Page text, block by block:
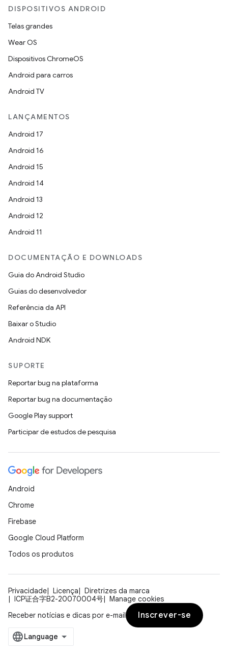
DISPOSITIVOS ANDROID
Telas grandes
Wear OS
Dispositivos ChromeOS
Android para carros
Android TV
LANÇAMENTOS
Android 17
Android 16
Android 15
Android 14
Android 13
Android 12
Android 11
DOCUMENTAÇÃO E DOWNLOADS
Guia do Android Studio
Guias do desenvolvedor
Referência da API
Baixar o Studio
Android NDK
SUPORTE
Reportar bug na plataforma
Reportar bug na documentação
Google Play support
Participar de estudos de pesquisa
Android
Chrome
Firebase
Google Cloud Platform
Todos os produtos
Privacidade Licença
Diretrizes da marca
ICP证合字B2-20070004号
Manage cookies
Receber notícias e dicas por e-mail
Inscrever-se